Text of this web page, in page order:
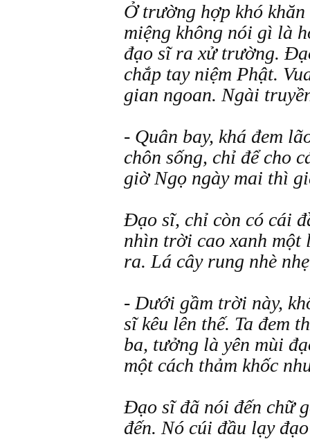
Ở trường hợp khó
miệng không nói gì là
đạo sĩ ra xử trường.
chắp tay niệm Phật.
gian ngoan. Ngài
- Quân bay, khá đem
chôn sống, chỉ để cho
giờ Ngọ ngày mai thì
Đạo sĩ, chỉ còn có cái
nhìn trời cao xanh một
ra. Lá cây rung nhè
- Dưới gầm trời này,
sĩ kêu lên thế. Ta đem
ba, tưởng là yên mùi
một cách thảm khốc
Đạo sĩ đã nói đến chữ
đến. Nó cúi đầu lạy